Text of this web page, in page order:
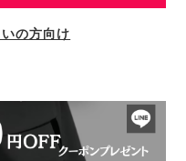
の方向け